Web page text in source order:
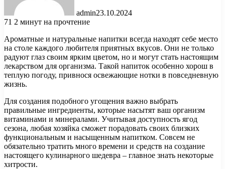
admin23.10.2024
71 2 минут на прочтение
Ароматные и натуральные напитки всегда находят себе место
на столе каждого любителя приятных вкусов. Они не только
радуют глаз своим ярким цветом, но и могут стать настоящим
лекарством для организма. Такой напиток особенно хорош в
теплую погоду, привнося освежающие нотки в повседневную
жизнь.
Для создания подобного угощения важно выбрать
правильные ингредиенты, которые насытят ваш организм
витаминами и минералами. Учитывая доступность ягод
сезона, любая хозяйка сможет порадовать своих близких
функциональным и насыщенным напитком. Совсем не
обязательно тратить много времени и средств на создание
настоящего кулинарного шедевра – главное знать некоторые
хитрости.